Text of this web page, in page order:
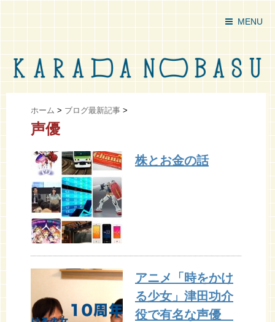
MENU
ホーム > ブログ最新記事 >
声優
株とお金の話
アニメ「時をかけ
る少女」津田功介
役で有名な声優